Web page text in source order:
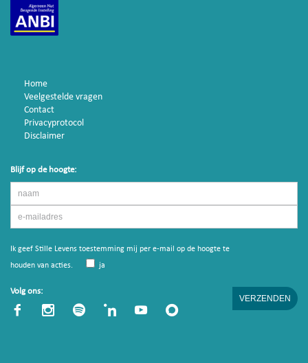
Home
Veelgestelde vragen
Contact
Privacyprotocol
Disclaimer
Blijf op de hoogte:
Ik geef Stille Levens toestemming mij per e-mail op de hoogte te
houden van acties.
ja
Volg ons: